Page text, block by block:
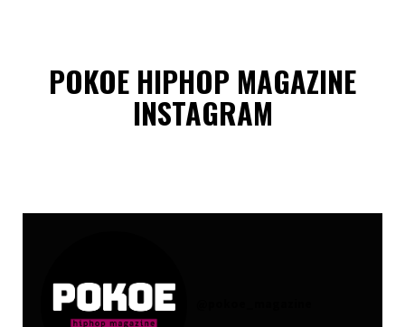
POKOE HIPHOP MAGAZINE
INSTAGRAM